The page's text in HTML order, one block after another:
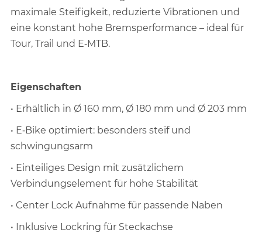
maximale Steifigkeit, reduzierte Vibrationen und
eine konstant hohe Bremsperformance – ideal für
Tour, Trail und E‑MTB.
Eigenschaften
• Erhältlich in Ø 160 mm, Ø 180 mm und Ø 203 mm
• E‑Bike optimiert: besonders steif und
schwingungsarm
• Einteiliges Design mit zusätzlichem
Verbindungselement für hohe Stabilität
• Center Lock Aufnahme für passende Naben
• Inklusive Lockring für Steckachse